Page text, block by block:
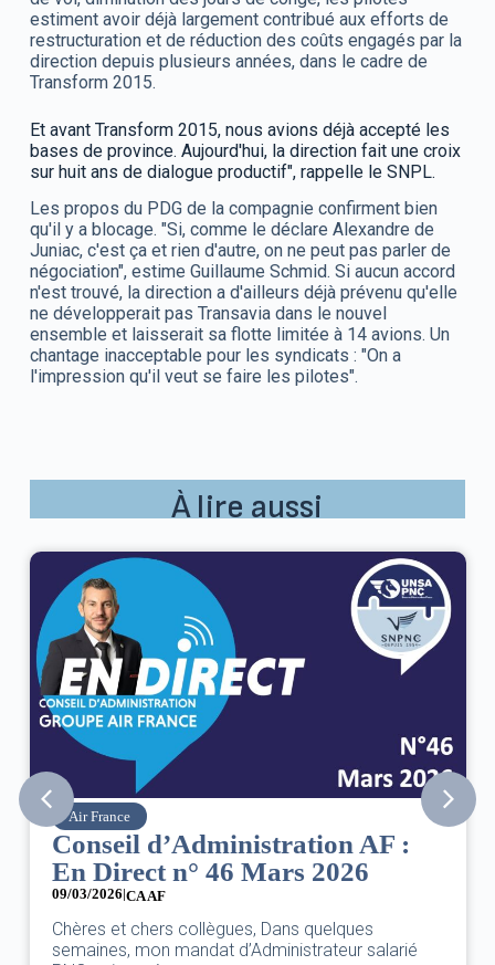
estiment avoir déjà largement contribué aux efforts de
restructuration et de réduction des coûts engagés par la
direction depuis plusieurs années, dans le cadre de
Transform 2015.
Et avant Transform 2015, nous avions déjà accepté les
bases de province. Aujourd'hui, la direction fait une croix
sur huit ans de dialogue productif", rappelle le SNPL.
Les propos du PDG de la compagnie confirment bien
qu'il y a blocage. "Si, comme le déclare Alexandre de
Juniac, c'est ça et rien d'autre, on ne peut pas parler de
négociation", estime Guillaume Schmid. Si aucun accord
n'est trouvé, la direction a d'ailleurs déjà prévenu qu'elle
ne développerait pas Transavia dans le nouvel
ensemble et laisserait sa flotte limitée à 14 avions. Un
chantage inacceptable pour les syndicats : "On a
l'impression qu'il veut se faire les pilotes".
À lire aussi
Air France
Conseil d’Administration AF :
En Direct n° 46 Mars 2026
09/03/2026|CA AF
Chères et chers collègues, Dans quelques
semaines, mon mandat d’Administrateur salarié